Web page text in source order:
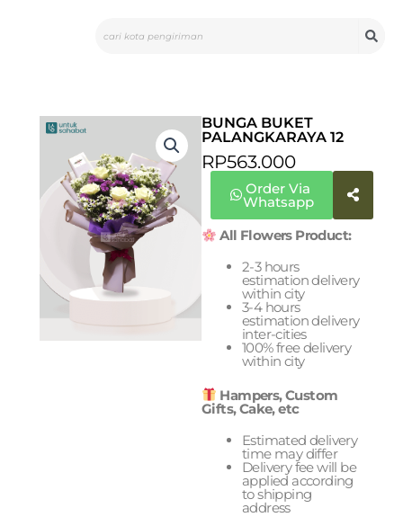
BUNGA BUKET
PALANGKARAYA 12
RP563.000
Order Via
Whatsapp
All Flowers Product:
2-3 hours
estimation delivery
within city
3-4 hours
estimation delivery
inter-cities
100% free delivery
within city
Hampers, Custom
Gifts, Cake, etc
Estimated delivery
time may differ
Delivery fee will be
applied according
to shipping
address